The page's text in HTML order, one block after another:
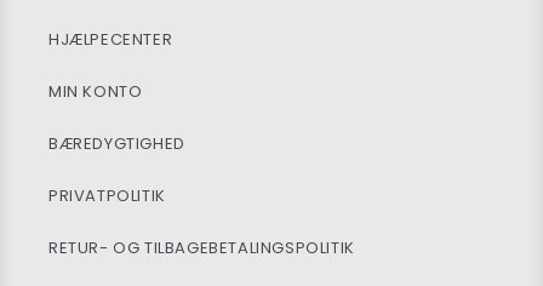
HJÆLPECENTER
MIN KONTO
BÆREDYGTIGHED
PRIVATPOLITIK
RETUR- OG TILBAGEBETALINGSPOLITIK